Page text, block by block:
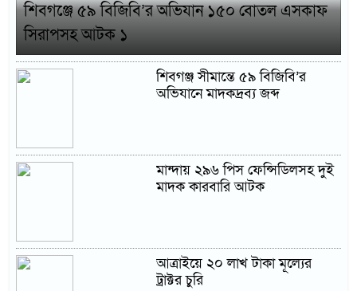
শিবগঞ্জে ৫৯ বিজিবি’র অভিযান ১৫০ বোতল এসকাফ
সিরাপসহ আটক ১
শিবগঞ্জ সীমান্তে ৫৯ বিজিবি’র
অভিযানে মাদকদ্রব্য জব্দ
মান্দায় ২৯৬ পিস ফেন্সিডিলসহ দুই
মাদক কারবারি আটক
আত্রাইয়ে ২০ লাখ টাকা মূল্যের
ট্রাক্টর চুরি